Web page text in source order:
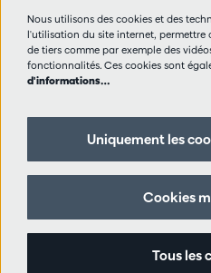
Règlement
Vie
Suivez
Nous utilisons des cookies et des
l'utilisation du site internet,
de tiers comme par exemple des
fonctionnalités. Ces cookies sont
d'informations…
Uniquement les
Cookies
Tous les